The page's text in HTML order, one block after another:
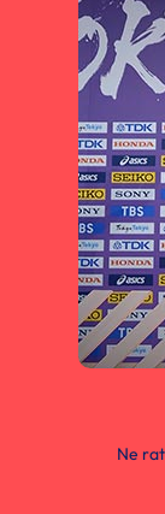
Ne